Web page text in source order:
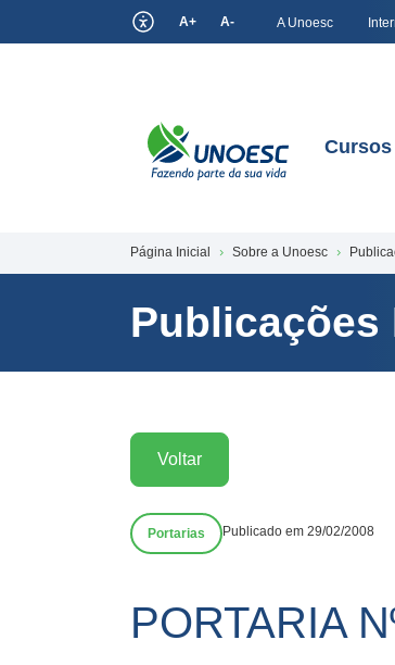
A+ A- A Unoesc
Cursos
Página Inicial Sobre a Unoesc
Publicações
Voltar
Portarias Publicado em 29/02/2008
PORTARIA